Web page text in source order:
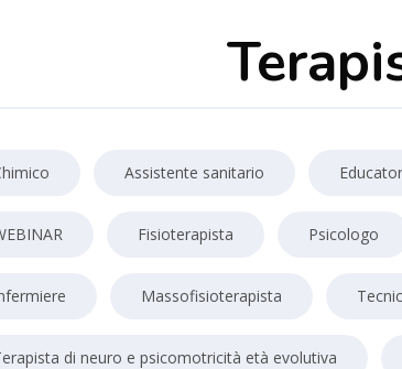
Assistente sanitario
Fisioterapista Psicologo
Massofisioterapista
di neuro e psicomotricità età evolutiva